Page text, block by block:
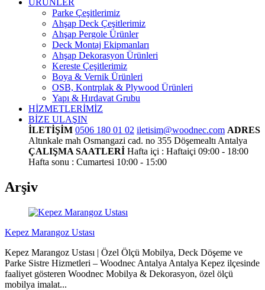
Parke Çeşitlerimiz
Ahşap Deck Çeşitlerimiz
Ahşap Pergole Ürünler
Deck Montaj Ekipmanları
Ahşap Dekorasyon Ürünleri
Kereste Çeşitlerimiz
Boya & Vernik Ürünleri
OSB, Kontrplak & Plywood Ürünleri
Yapı & Hırdavat Grubu
HİZMETLERİMİZ
BİZE ULAŞIN
İLETİŞİM 0506 180 01 02 iletisim@woodnec.com ADRES
Altınkale mah Osmangazi cad. no 355 Döşemealtı Antalya
ÇALIŞMA SAATLERİ Hafta içi : Haftaiçi 09:00 - 18:00
Hafta sonu : Cumartesi 10:00 - 15:00
Arşiv
Kepez Marangoz Ustası
Kepez Marangoz Ustası | Özel Ölçü Mobilya, Deck Döşeme ve
Parke Sistre Hizmetleri – Woodnec Antalya Antalya Kepez ilçesinde
faaliyet gösteren Woodnec Mobilya & Dekorasyon, özel ölçü
mobilya imalat...